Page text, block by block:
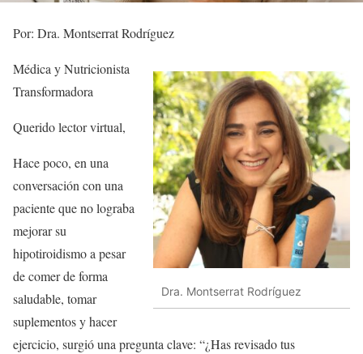
Por: Dra. Montserrat Rodríguez
Dra. Montserrat Rodríguez
Médica y Nutricionista
Transformadora
Querido lector virtual,
Hace poco, en una
conversación con una
paciente que no lograba
mejorar su
hipotiroidismo a pesar
de comer de forma
saludable, tomar
suplementos y hacer
ejercicio, surgió una pregunta clave: “¿Has revisado tus